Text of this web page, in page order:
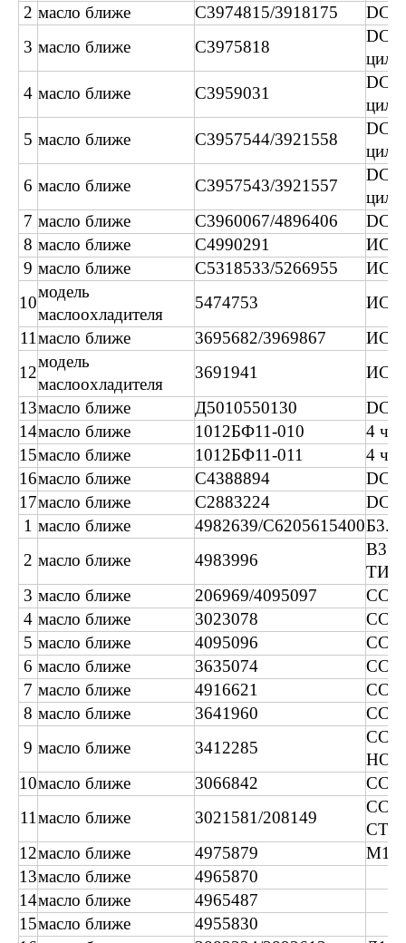
2 масло ближе C3974815/3918175
3 масло ближе C3975818
4 масло ближе C3959031
5 масло ближе C3957544/3921558
6 масло ближе C3957543/3921557
7 масло ближе C3960067/4896406
8 масло ближе C4990291
9 масло ближе C5318533/5266955
10
модель
маслоохладителя
5474753
11масло ближе 3695682/3969867
ИСГ
12
модель
маслоохладителя
3691941
ИСГ
13масло ближе Д5010550130
14масло ближе 1012БФ11-010
4
15масло ближе 1012БФ11-011
4
16масло ближе C4388894
17масло ближе C2883224
1 масло ближе 4982639/C6205615400Б3.3
2 масло ближе 4983996
ТИП
3 масло ближе 206969/4095097
4 масло ближе 3023078
5 масло ближе 4095096
6 масло ближе 3635074
7 масло ближе 4916621
8 масло ближе 3641960
9 масло ближе 3412285
10масло ближе 3066842
11масло ближе 3021581/208149
12масло ближе 4975879
М11
13масло ближе
4965870
14масло ближе
4965487
15масло ближе
4955830